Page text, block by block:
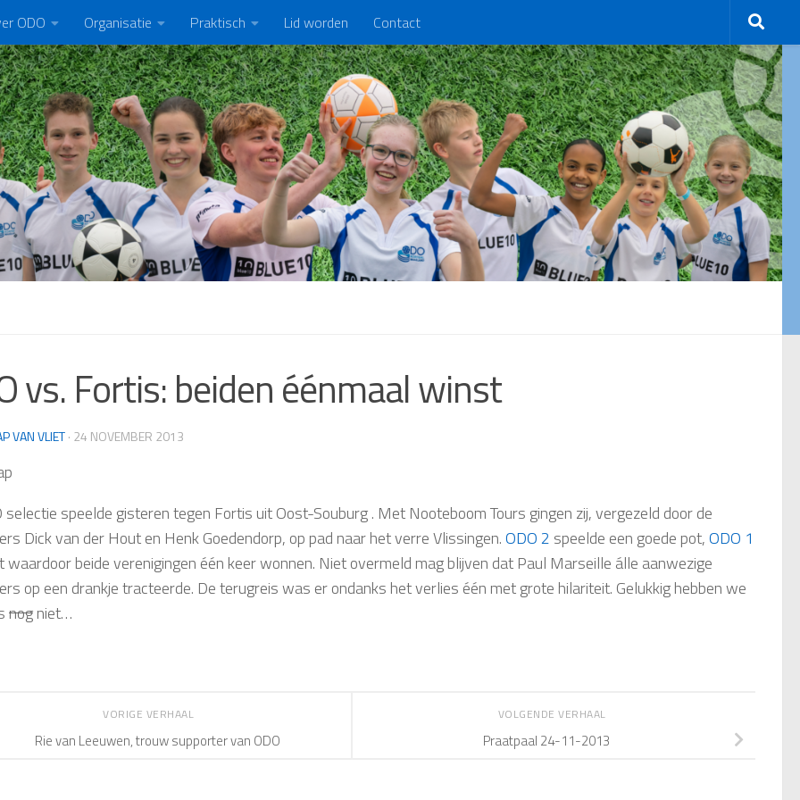
ODO Organisatie Praktisch Lid worden Contact
vs. Fortis: beiden éénmaal winst
VAN VLIET· 24 NOVEMBER 2013
selectie speelde gisteren tegen Fortis uit Oost-Souburg . Met Nooteboom Tours gingen zij, vergezeld door de
Dick van der Hout en Henk Goedendorp, op pad naar het verre Vlissingen.ODO 2 speelde een goede pot,ODO 1
waardoor beide verenigingen één keer wonnen. Niet overmeld mag blijven dat Paul Marseille álle aanwezige
op een drankje tracteerde. De terugreis was er ondanks het verlies één met grote hilariteit. Gelukkig hebben we
nogniet…
VOLGENDE VERHAAL
Praatpaal 24-11-2013
VORIGE VERHAAL
Rie van Leeuwen, trouw supporter van ODO